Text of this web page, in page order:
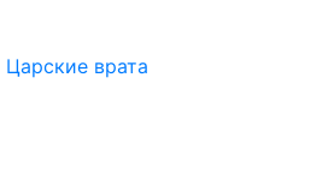
Царские врата